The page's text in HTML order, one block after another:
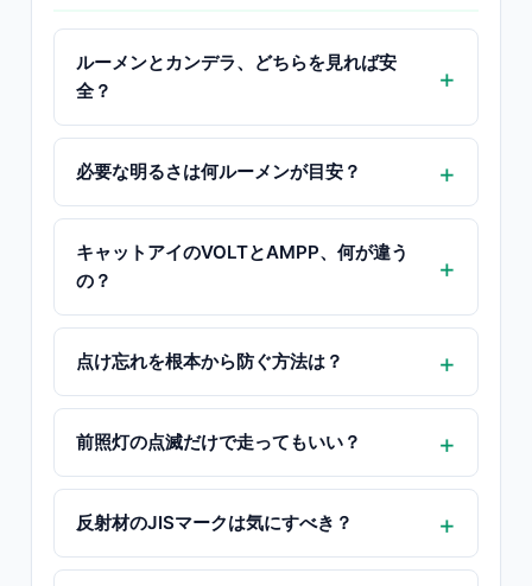
ルーメンとカンデラ、どちらを見れば安
全？
必要な明るさは何ルーメンが目安？
キャットアイのVOLTとAMPP、何が違う
の？
点け忘れを根本から防ぐ方法は？
前照灯の点滅だけで走ってもいい？
反射材のJISマークは気にすべき？